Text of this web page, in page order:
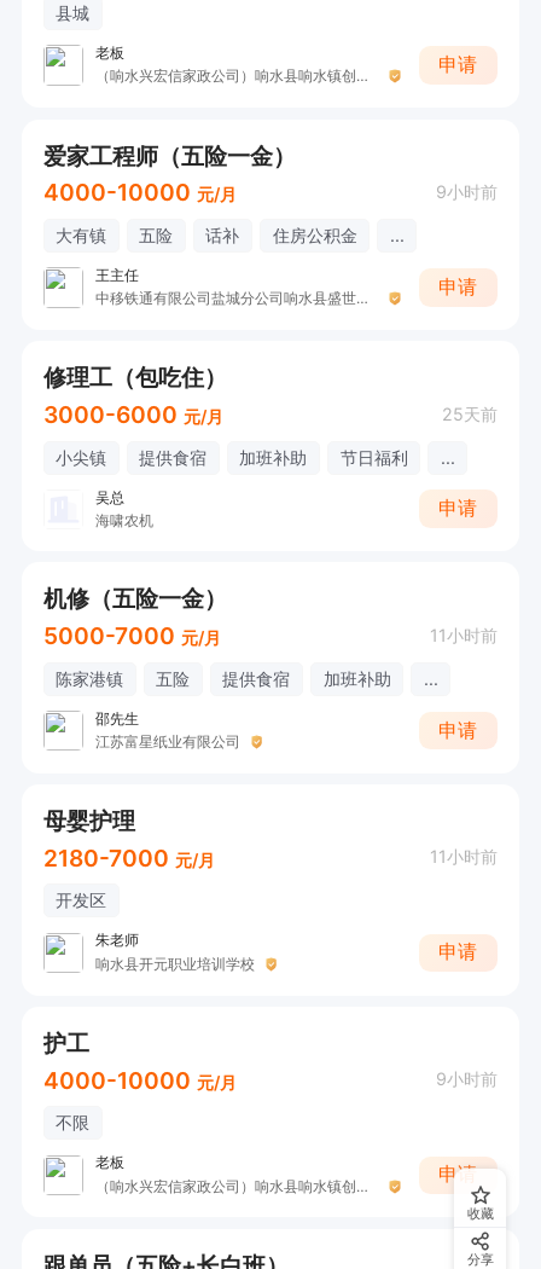
县城
老板
（响水兴宏信家政公司）响水县响水镇创城家政服务部
申请
爱家工程师（五险一金）
4000-10000 元/月 9小时前
大有镇 五险 话补 住房公积金 ...
王主任
中移铁通有限公司盐城分公司响水县盛世公馆营业厅
申请
修理工（包吃住）
3000-6000 元/月 25天前
小尖镇 提供食宿 加班补助 节日福利 ...
吴总
海啸农机
申请
机修（五险一金）
5000-7000 元/月 11小时前
陈家港镇 五险 提供食宿 加班补助 ...
邵先生
江苏富星纸业有限公司
申请
母婴护理
2180-7000 元/月 11小时前
开发区
朱老师
响水县开元职业培训学校
申请
护工
4000-10000 元/月 9小时前
不限
老板
（响水兴宏信家政公司）响水县响水镇创城家政服务部
申请
收藏
分享